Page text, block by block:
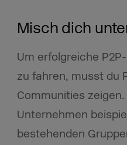
Misch dich
Um erfolgreiche
zu fahren, musst du
Communities
Unternehmen
bestehenden